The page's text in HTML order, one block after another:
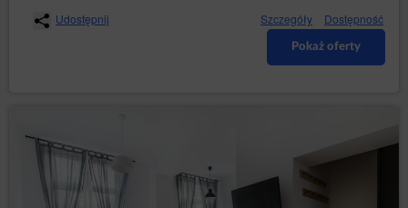
Udostępnij
Szczegóły Dostępność
Pokaż oferty